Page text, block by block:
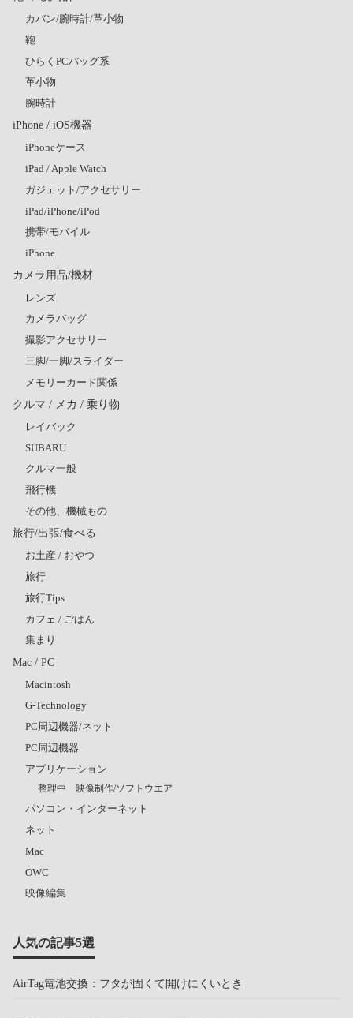
カバン/腕時計/革小物
鞄
ひらくPCバッグ系
革小物
腕時計
iPhone / iOS機器
iPhoneケース
iPad / Apple Watch
ガジェット/アクセサリー
iPad/iPhone/iPod
携帯/モバイル
iPhone
カメラ用品/機材
レンズ
カメラバッグ
撮影アクセサリー
三脚/一脚/スライダー
メモリーカード関係
クルマ / メカ / 乗り物
レイバック
SUBARU
クルマ一般
飛行機
その他、機械もの
旅行/出張/食べる
お土産 / おやつ
旅行
旅行Tips
カフェ / ごはん
集まり
Mac / PC
Macintosh
G-Technology
PC周辺機器/ネット
PC周辺機器
アプリケーション
整理中 映像制作/ソフトウエア
パソコン・インターネット
ネット
Mac
OWC
映像編集
人気の記事5選
AirTag電池交換：フタが固くて開けにくいとき